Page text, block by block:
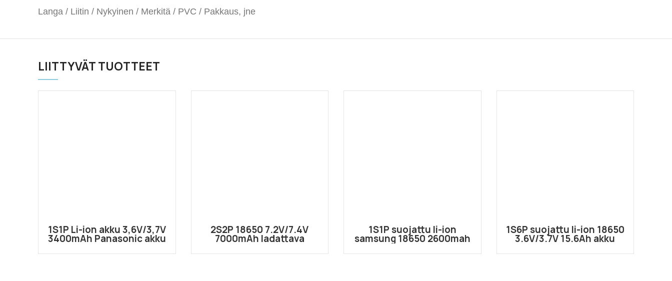
Langa / Liitin / Nykyinen / Merkitä / PVC / Pakkaus, jne
LIITTYVÄT TUOTTEET
1S1P Li-ion akku 3,6V/3,7V
3400mAh Panasonic akku
2S2P 18650 7.2V/7.4V
7000mAh ladattava
5.5*2.1 liitin
1S1P suojattu li-ion
samsung 18650 2600mah
3.6V/3.7V akku JST-
liittimellä
1S6P suojattu li-ion 18650
3.6V/3.7V 15.6Ah akku